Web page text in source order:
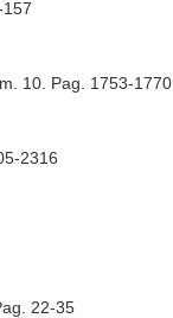
157
10. Pag. 1753-1770
2316
22-35